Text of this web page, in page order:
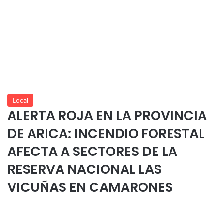
Local
ALERTA ROJA EN LA PROVINCIA
DE ARICA: INCENDIO FORESTAL
AFECTA A SECTORES DE LA
RESERVA NACIONAL LAS
VICUÑAS EN CAMARONES